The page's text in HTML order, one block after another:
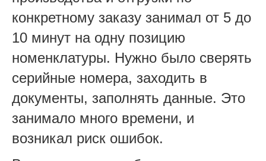
конкретному заказу занимал от 5 до
10 минут на одну позицию
номенклатуры. Нужно было сверять
серийные номера, заходить в
документы, заполнять данные. Это
занимало много времени, и
возникал риск ошибок.